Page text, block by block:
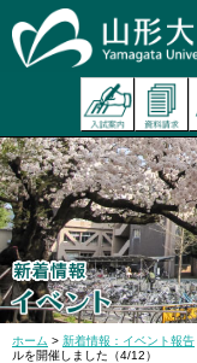
ホーム > 新着情報：イベント報告
ルを開催しました（4/12）